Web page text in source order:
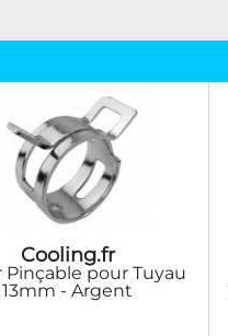
Cooling.fr
Pinçable pour Tuyau
13mm - Argent